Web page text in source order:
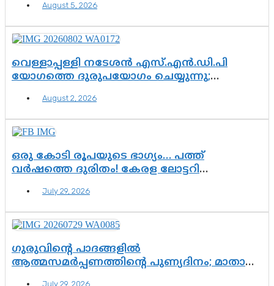
August 5, 2026
വെള്ളാപ്പള്ളി നടേശൻ എസ്.എൻ.ഡി.പി
യോഗത്തെ ദുരുപയോഗം ചെയ്യുന്നു;
വിഷവിത്ത്: ഗോകുലം ഗോപാലൻ
August 2, 2026
ഒരു കോടി രൂപയുടെ ഭാഗ്യം… പത്ത്
വർഷത്തെ ദുരിതം! കേരള ലോട്ടറി
പോരാട്ടംJuly 29, 2026
ഗുരുവിന്റെ പാദങ്ങളിൽ
ആത്മസമർപ്പണത്തിന്റെ പുണ്യദിനം; മാതാ
July 29, 2026